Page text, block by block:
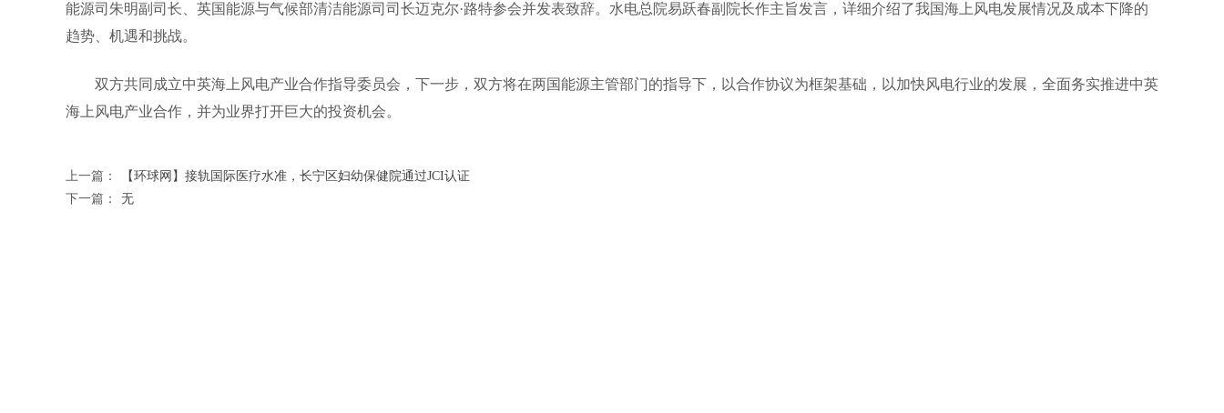
能源司朱明副司长、英国能源与气候部清洁能源司司长迈克尔·路特参会并发表致辞。水电总院易跃春副院长作主旨发言，详细介绍了我国海上风电发展情况及成本下降的
趋势、机遇和挑战。
双方共同成立中英海上风电产业合作指导委员会，下一步，双方将在两国能源主管部门的指导下，以合作协议为框架基础，以加快风电行业的发展，全面务实推进中英
海上风电产业合作，并为业界打开巨大的投资机会。
上一篇：
【环球网】接轨国际医疗水准，长宁区妇幼保健院通过JCI认证
下一篇：
无